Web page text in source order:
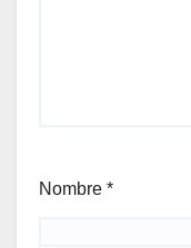
Nombre *